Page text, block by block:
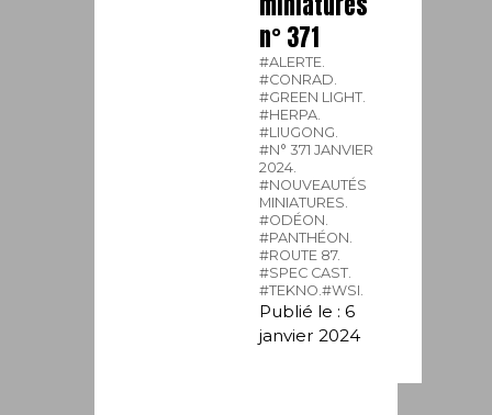
n° 371
#ALERTE.
#CONRAD.
#GREEN LIGHT.
#HERPA.
#LIUGONG.
#N° 371 JANVIER
2024.
#NOUVEAUTÉS
MINIATURES.
#ODÉON.
#PANTHÉON.
#ROUTE 87.
#SPEC CAST.
#TEKNO.#WSI.
Publié le : 6
janvier 2024